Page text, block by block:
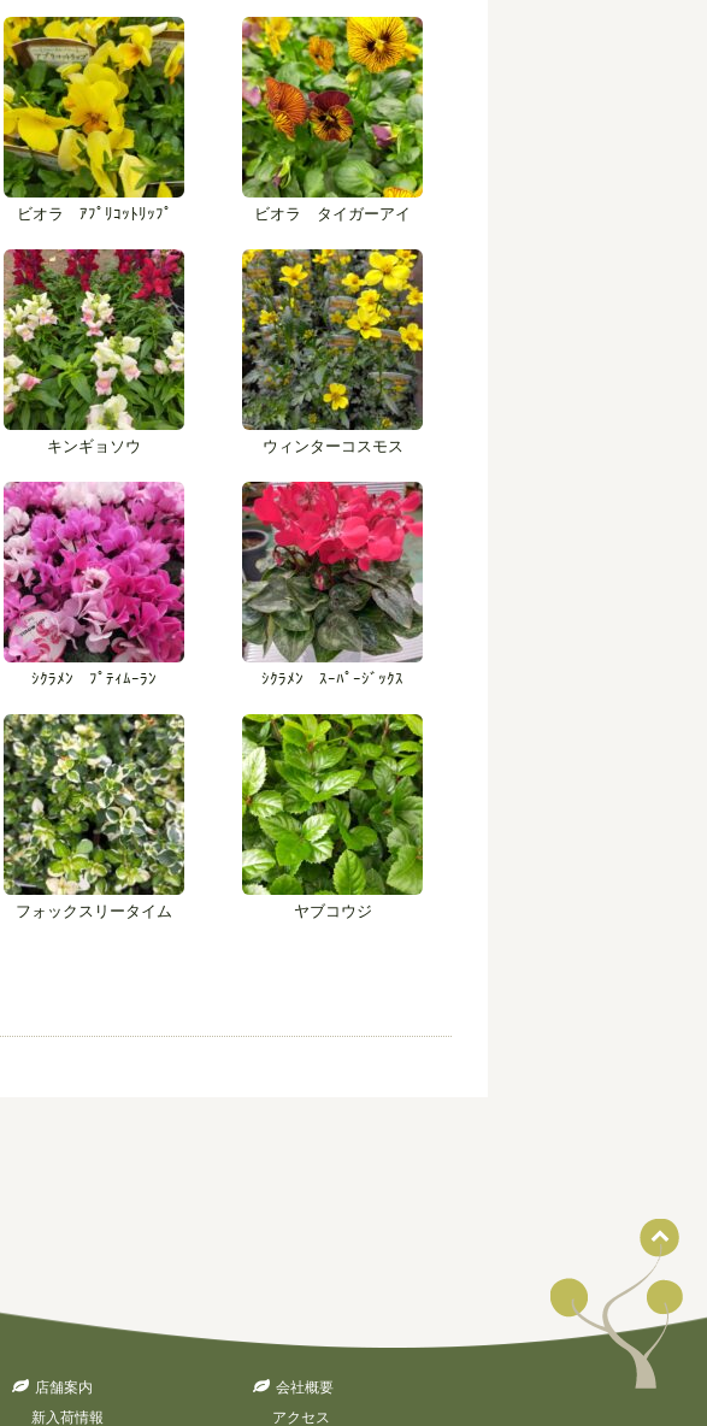
ビオラ ｱﾌﾟﾘｺｯﾄﾘｯﾌﾟ ビオラ タイガーアイ
キンギョソウ ウィンターコスモス
ｼｸﾗﾒﾝ ﾌﾟﾃｨﾑｰﾗﾝ ｼｸﾗﾒﾝ ｽｰﾊﾟｰｼﾞｯｸｽ
フォックスリータイム ヤブコウジ
店舗案内
新入荷情報
会社概要
アクセス